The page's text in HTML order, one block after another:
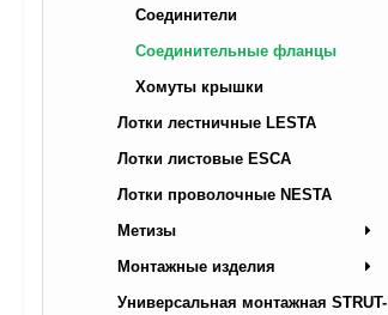
Соединители
Соединительные фланцы
Хомуты крышки
Лотки лестничные LESTA
Лотки листовые ESCA
Лотки проволочные NESTA
Метизы
Монтажные изделия
Универсальная монтажная STRUT-